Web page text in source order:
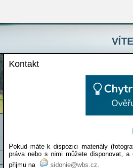
Kontakt
Pokud máte k dispozici materiály
práva nebo s nimi můžete disponovat,
přijmu na
sidonie@wbs.cz.